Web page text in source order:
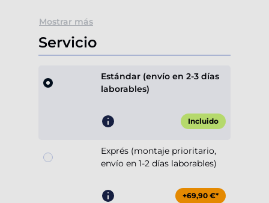
Mostrar más
Servicio
Estándar (envío en 2-3 días
laborables)
Incluido
Exprés (montaje prioritario,
envío en 1-2 días laborables)
+69,90 €*